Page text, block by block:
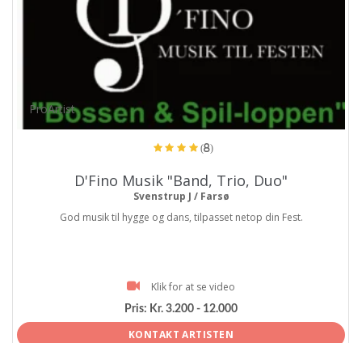
ProArtist
(8)
D'Fino Musik "Band, Trio, Duo"
Svenstrup J / Farsø
God musik til hygge og dans, tilpasset netop din Fest.
Klik for at se video
Pris: Kr. 3.200 - 12.000
KONTAKT ARTISTEN